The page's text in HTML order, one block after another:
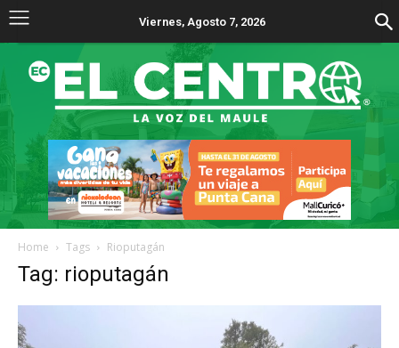
Viernes, Agosto 7, 2026
Home Tags Rioputagán
Tag: rioputagán